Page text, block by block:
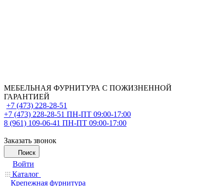
МЕБЕЛЬНАЯ ФУРНИТУРА С ПОЖИЗНЕННОЙ
ГАРАНТИЕЙ
+7 (473) 228-28-51
+7 (473) 228-28-51 ПН-ПТ 09:00-17:00
8 (961) 109-06-41 ПН-ПТ 09:00-17:00
Заказать звонок
Поиск
Войти
Каталог
Крепежная фурнитура